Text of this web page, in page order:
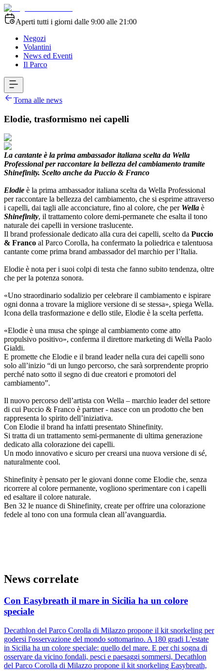
Aperti tutti i giorni dalle 9:00 alle 21:00
Negozi
Volantini
News ed Eventi
Il Parco
Torna alle news
Elodie, trasformismo nei capelli
La cantante è la prima ambassador italiana scelta da Wella
Professional per raccontare la bellezza del cambiamento tramite
Shinefinity. Scelto anche da Puccio & Franco
Elodie è la prima ambassador italiana scelta da Wella Professional
per raccontare la bellezza del cambiamento, che si esprime attraverso
i capelli, dai tagli alle acconciature, fino al colore, che per Wella è
Shinefinity, il trattamento colore demi-permanete che esalta il tono
naturale dei capelli in versione traslucente.
Il brand professionale dedicato alla cura dei capelli, scelto da Puccio
& Franco al Parco Corolla, ha confermato la poliedrica e talentuosa
cantante come prima brand ambassador del marchio per l’Italia.
Elodie è nota per i suoi colpi di testa che fanno subito tendenza, oltre
che per la potenza sonora.
«Uno straordinario sodalizio per celebrare il cambiamento e ispirare
ogni donna a trovare la migliore versione di se stessa», spiega Wella.
Icona della trasformazione e dello stile, Elodie è la scelta perfetta.
«Elodie è una musa che spinge al cambiamento come atto
propulsivo positivo», conferma il direttore marketing di Wella Paolo
Gialdi.
E promette che Elodie e il brand leader nella cura dei capelli sono
solo all’inizio “di un lungo percorso, che sarà sorprendente proprio
perché nato sotto il segno di due creatori e promotori del
cambiamento”.
Il nuovo percorso dell’artista con Wella – marchio leader del settore
di cui Puccio & Franco è partner - nasce con un prodotto che ben
rappresenta lo spirito dell’iniziativa.
Con Elodie il brand ha infatti presentato Shinefinity.
Si tratta di un trattamento semi-permanente di ultima generazione
dedicato alla colorazione dei capelli.
Un modo innovativo e sicuro per crearsi una nuova versione di sé,
naturalmente cool.
Shinefinity è pensato per le giovani donne come Elodie che, senza
ricorrere al colore permanente, vogliono sperimentare con i capelli
ed esaltare il colore naturale.
Ben 32 le nuance di Shinefinity, create per offrire una colorazione
fedele al tono con una formula clean all’avanguardia.
News correlate
Con Easybreath il mare in Sicilia ha un colore
speciale
Decathlon del Parco Corolla di Milazzo propone il kit snorkeling per
godersi l'osservazione del mondo sottomarino. A 180 gradi L'estate
in Sicilia ha un colore speciale: quello del mare. E per chi sogna di
osservare da vicino fondali, pesci e paesaggi sommersi, Decathlon
del Parco Corolla di Milazzo propone il kit snorkeling Easybreath,